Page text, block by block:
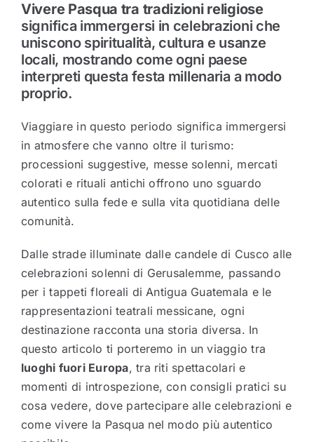
Vivere Pasqua tra tradizioni religiose
significa immergersi in celebrazioni che
uniscono spiritualità, cultura e usanze
locali, mostrando come ogni paese
interpreti questa festa millenaria a modo
proprio.
Viaggiare in questo periodo significa immergersi
in atmosfere che vanno oltre il turismo:
processioni suggestive, messe solenni, mercati
colorati e rituali antichi offrono uno sguardo
autentico sulla fede e sulla vita quotidiana delle
comunità.
Dalle strade illuminate dalle candele di Cusco alle
celebrazioni solenni di Gerusalemme, passando
per i tappeti floreali di Antigua Guatemala e le
rappresentazioni teatrali messicane, ogni
destinazione racconta una storia diversa. In
questo articolo ti porteremo in un viaggio tra
luoghi fuori Europa, tra riti spettacolari e
momenti di introspezione, con consigli pratici su
cosa vedere, dove partecipare alle celebrazioni e
come vivere la Pasqua nel modo più autentico